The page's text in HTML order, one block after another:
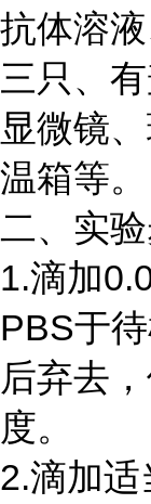
抗体溶
三只、
显微镜
温箱等。
二、实
1.滴加
PBS于
后弃去
度。
2.滴加适